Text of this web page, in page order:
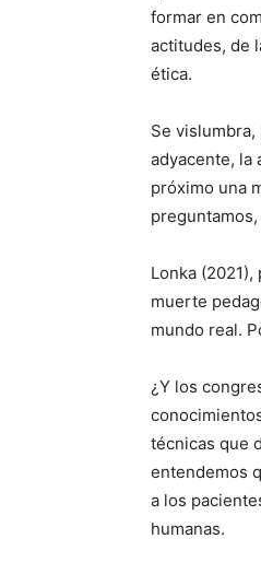
formar en
actitudes, de
ética.
Se
adyacente, la
próximo una
Lonka
muerte
mundo real.
¿Y los
técnicas que
entendemos
a los
humanas.